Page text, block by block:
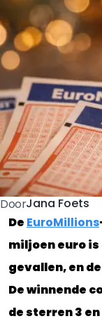
DoorJana Foets
De EuroMillions
miljoen euro
gevallen, en
De winnende
de sterren 3